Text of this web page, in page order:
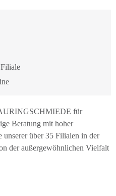
für
Beratung mit hoher
unserer über 35 Filialen in der
der außergewöhnlichen Vielfalt